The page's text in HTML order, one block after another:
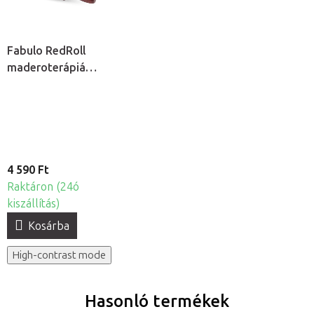
Fabulo RedRoll
maderoterápiás
4 590 Ft
Raktáron (24ó
kiszállítás)
Kosárba
High-contrast mode
Hasonló termékek